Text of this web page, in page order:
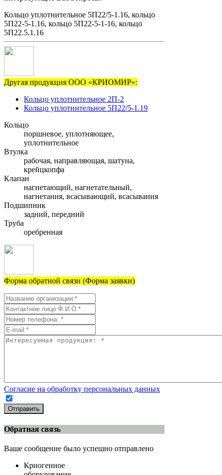
Кольцо уплотнительное 5П22/5-1.16, кольцо
5П22-5-1.16, кольцо 5П22-5-1-16, кольцо
5П22.5.1.16
Другая продукция ООО «КРИОМИР»:
Кольцо уплотнительное 2П-2
Кольцо уплотнительное 5П22/5-1.19
Кольцо
поршневое, уплотняющее,
уплотнительное
Втулка
рабочая, направляющая, шатуна,
крейцкопфа
Клапан
нагнетающий, нагнетательный,
нагнетания, всасывающий, всасывания
Подшипник
задний, передний
Труба
оребренная
Форма обратной связи (Форма заявки)
Согласие на обработку персональных данных
Отправить
Обратная связь
Ваше сообщение было успешно отправлено
Криогенное